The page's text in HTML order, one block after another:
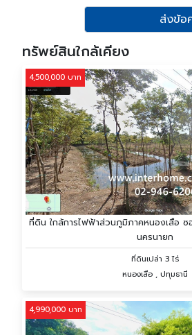
ส่งข้อ
ทรัพย์สินใกล้เคียง
4,500,000 บาท
ที่ดิน ใกล้การไฟฟ้าส่วนภูมิภาคหนองเสือ
นครนายก
ที่ดินเปล่า 3 ไร่
หนองเสือ , ปทุมธานี
4,990,000 บาท